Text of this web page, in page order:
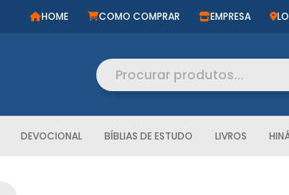
HOME COMO COMPRAR EMPRESA
DEVOCIONAL BÍBLIAS DE ESTUDO LIVROS